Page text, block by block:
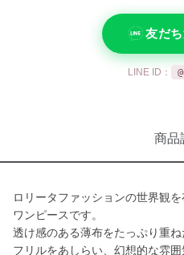
友だ
LINE ID：
商品
ロリータファッションの世界観
ワンピースです。
透け感のある薄布をたっぷり重
フリルをあしらい、幻想的な雰囲